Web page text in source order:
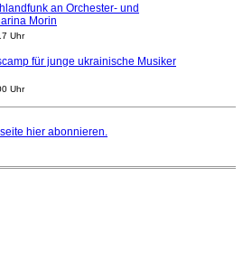
an Orchester- und
Morin
Uhr
für junge ukrainische Musiker
Uhr
Stefan Veselka
Chefdirigent Risto Joost
hier abonnieren.